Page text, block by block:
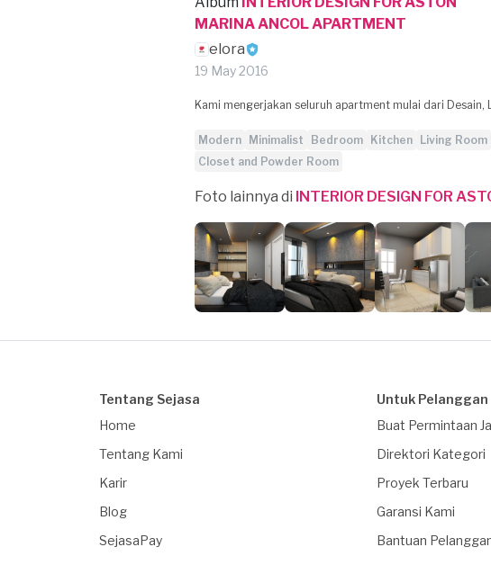
MARINA ANCOL APARTMENT
elora
19 May 2016
Kami mengerjakan seluruh apartment mulai dari Desain,
Modern Minimalist Bedroom Kitchen Living Room
Closet and Powder Room
Foto lainnya di INTERIOR DESIGN FOR
Tentang Sejasa
Home
Tentang Kami
Karir
Blog
SejasaPay
Untuk Pelanggan
Buat Permintaan
Direktori Kategori
Proyek Terbaru
Garansi Kami
Bantuan